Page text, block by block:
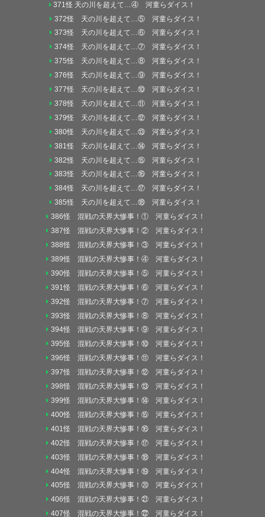
371怪 天の川を超えて…④ 河童らダイス！
372怪 天の川を超えて…⑤ 河童らダイス！
373怪 天の川を超えて…⑥ 河童らダイス！
374怪 天の川を超えて…⑦ 河童らダイス！
375怪 天の川を超えて…⑧ 河童らダイス！
376怪 天の川を超えて…⑨ 河童らダイス！
377怪 天の川を超えて…⑩ 河童らダイス！
378怪 天の川を超えて…⑪ 河童らダイス！
379怪 天の川を超えて…⑫ 河童らダイス！
380怪 天の川を超えて…⑬ 河童らダイス！
381怪 天の川を超えて…⑭ 河童らダイス！
382怪 天の川を超えて…⑮ 河童らダイス！
383怪 天の川を超えて…⑯ 河童らダイス！
384怪 天の川を超えて…⑰ 河童らダイス！
385怪 天の川を超えて…⑱ 河童らダイス！
386怪 混戦の天界大惨事！① 河童らダイス！
387怪 混戦の天界大惨事！② 河童らダイス！
388怪 混戦の天界大惨事！③ 河童らダイス！
389怪 混戦の天界大惨事！④ 河童らダイス！
390怪 混戦の天界大惨事！⑤ 河童らダイス！
391怪 混戦の天界大惨事！⑥ 河童らダイス！
392怪 混戦の天界大惨事！⑦ 河童らダイス！
393怪 混戦の天界大惨事！⑧ 河童らダイス！
394怪 混戦の天界大惨事！⑨ 河童らダイス！
395怪 混戦の天界大惨事！⑩ 河童らダイス！
396怪 混戦の天界大惨事！⑪ 河童らダイス！
397怪 混戦の天界大惨事！⑫ 河童らダイス！
398怪 混戦の天界大惨事！⑬ 河童らダイス！
399怪 混戦の天界大惨事！⑭ 河童らダイス！
400怪 混戦の天界大惨事！⑮ 河童らダイス！
401怪 混戦の天界大惨事！⑯ 河童らダイス！
402怪 混戦の天界大惨事！⑰ 河童らダイス！
403怪 混戦の天界大惨事！⑱ 河童らダイス！
404怪 混戦の天界大惨事！⑲ 河童らダイス！
405怪 混戦の天界大惨事！⑳ 河童らダイス！
406怪 混戦の天界大惨事！㉑ 河童らダイス！
407怪 混戦の天界大惨事！㉒ 河童らダイス！